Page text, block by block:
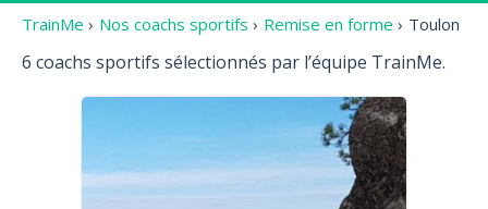
TrainMe › Nos coachs sportifs › Remise en forme › Toulon
6 coachs sportifs sélectionnés par l’équipe TrainMe.